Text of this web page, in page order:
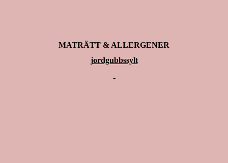
MATRÄTT & ALLERGENER
jordgubbssylt
-